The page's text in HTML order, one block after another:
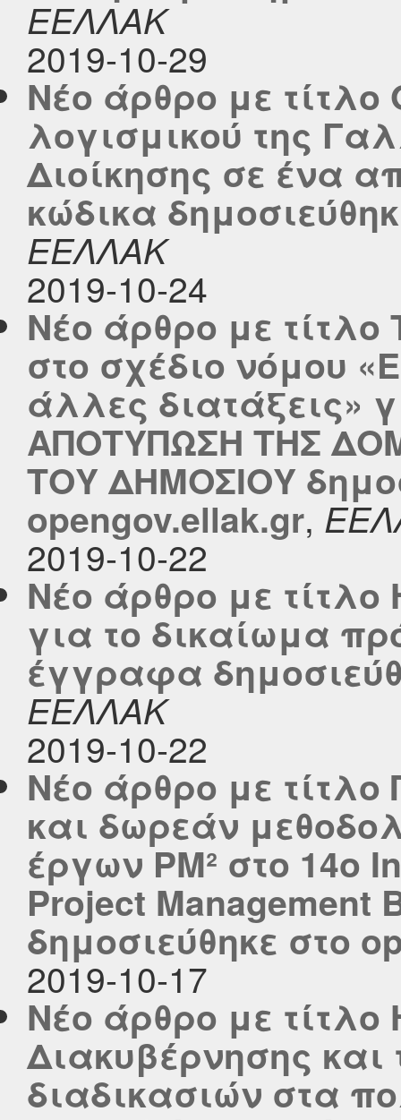
ΕΕΛΛΑΚ
2019-10-29
Νέο άρθρο με
λογισμικού της
Διοίκησης σε ένα
κώδικα
ΕΕΛΛΑΚ
2019-10-24
Νέο άρθρο με
στο σχέδιο νόμου
άλλες διατάξεις»
ΑΠΟΤΥΠΩΣΗ ΤΗΣ
ΤΟΥ ΔΗΜΟΣΙΟΥ
opengov.ellak.gr,
2019-10-22
Νέο άρθρο με
για το δικαίωμα
έγγραφα
ΕΕΛΛΑΚ
2019-10-22
Νέο άρθρο με τίτλο
και δωρεάν
έργων PM² στο 14ο
Project Management
δημοσιεύθηκε στο
2019-10-17
Νέο άρθρο με
Διακυβέρνησης και
διαδικασιών στα